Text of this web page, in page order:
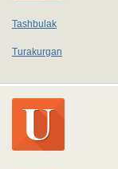
Tashbulak
Turakurgan